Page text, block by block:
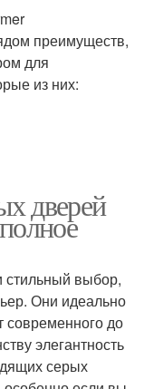
преимуществ,
для
из них:
дверей
выбор,
Они идеально
современного до
элегантность
серых